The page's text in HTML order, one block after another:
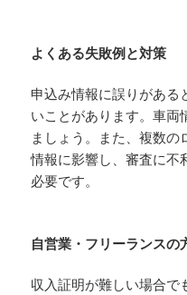
よくある失敗例と対策
申込み情報に誤りがある
いことがあります。車両
ましょう。また、複数
情報に影響し、審査に不
必要です。
自営業・フリーランスの
収入証明が難しい場合で